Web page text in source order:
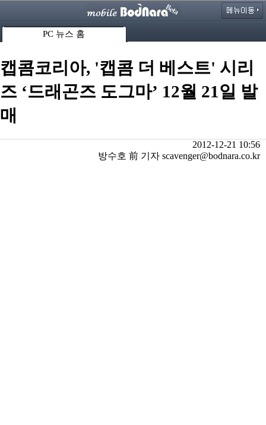
PC 뉴스 홈
캡콤코리아, '캡콤 더 베스트' 시리
즈 ‘드래곤즈 도그마’ 12월 21일 발
매
2012-12-21 10:56
방수호 前 기자 scavenger@bodnara.co.kr